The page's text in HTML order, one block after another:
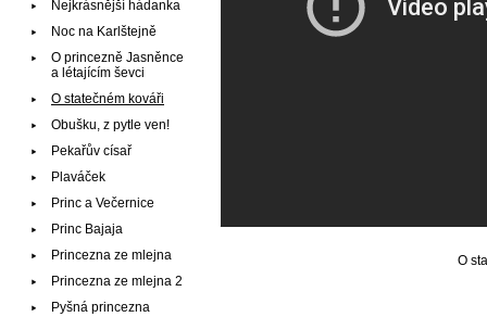
O
Nejkrásnější hádanka
Noc na Karlštejně
O princezně Jasněnce
a létajícím ševci
O statečném kováři
Obušku, z pytle ven!
Pekařův císař
Plaváček
Princ a Večernice
Princ Bajaja
Princezna ze mlejna
Princezna ze mlejna 2
Pyšná princezna